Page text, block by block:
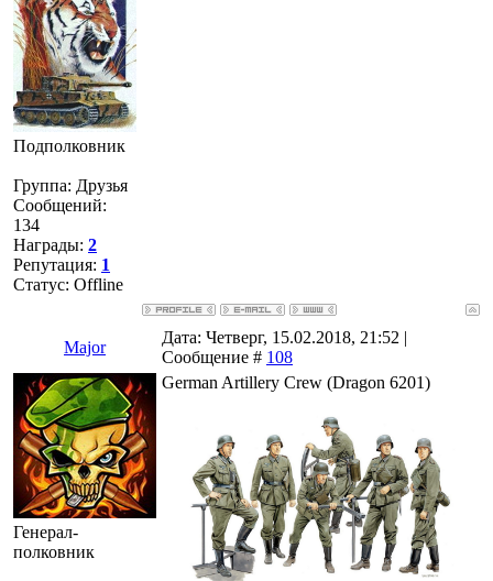
Подполковник
Группа: Друзья
Сообщений:
134
Награды: 2
Репутация: 1
Статус: Offline
Major
Дата: Четверг, 15.02.2018, 21:52 |
Сообщение # 108
Генерал-
полковник
German Artillery Crew (Dragon 6201)